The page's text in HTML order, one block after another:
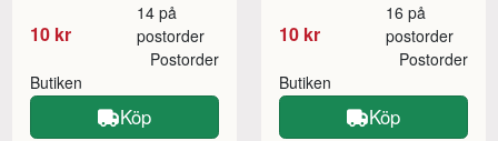
10 kr
14 på
postorder
Butiken
Postorder
Köp
10 kr
16 på
postorder
Butiken
Postorder
Köp